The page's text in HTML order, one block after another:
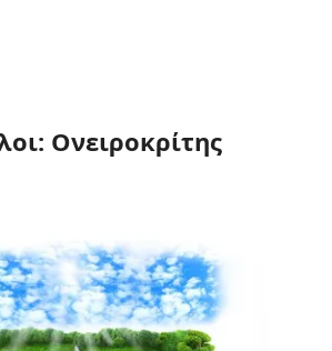
Ονειροκρίτης